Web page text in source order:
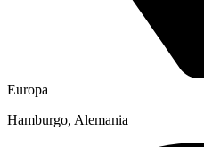
Europa
Hamburgo, Alemania